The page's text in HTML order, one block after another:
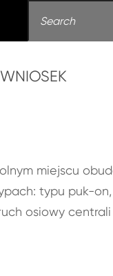
WNIOSEK
miejscu
typu puk-
osiowy